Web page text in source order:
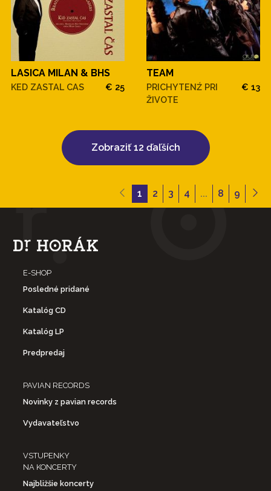
LASICA MILAN & BHS
KED ZASTAL CAS € 25
TEAM
PRICHYTENŹ PRI
ŽIVOTE
€ 13
Zobraziť 12 ďaľších
1 2 3 4 ... 8 9
E-SHOP
Posledné pridané
Katalóg CD
Katalóg LP
Predpredaj
PAVIAN RECORDS
Novinky z pavian records
Vydavateľstvo
VSTUPENKY
NA KONCERTY
Najbližšie koncerty